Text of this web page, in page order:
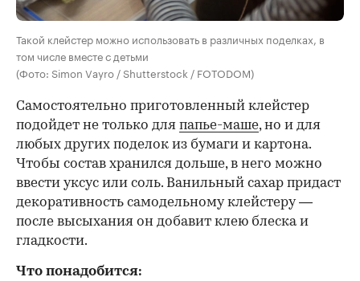
Такой клейстер можно использовать в различных поделках, в
том числе вместе с детьми
(Фото: Simon Vayro / Shutterstock / FOTODOM)
Самостоятельно приготовленный клейстер
подойдет не только для папье-маше, но и для
любых других поделок из бумаги и картона.
Чтобы состав хранился дольше, в него можно
ввести уксус или соль. Ванильный сахар придаст
декоративность самодельному клейстеру —
после высыхания он добавит клею блеска и
гладкости.
Что понадобится: